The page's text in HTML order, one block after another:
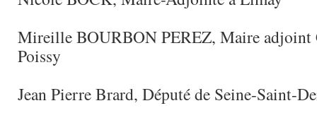
Mireille BOURBON PEREZ, Maire adjoint
Poissy
Jean Pierre Brard, Député de Seine-Saint-